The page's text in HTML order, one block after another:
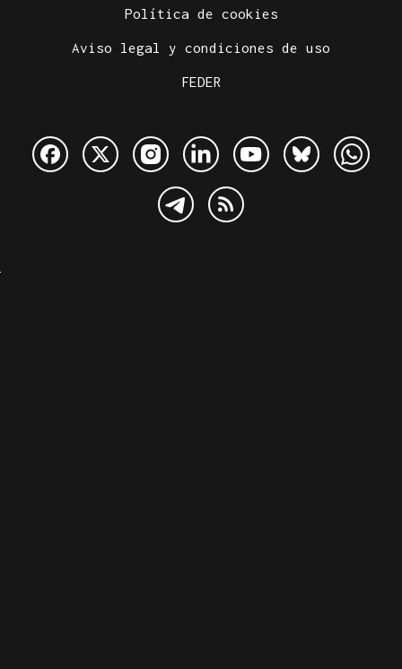
Política de cookies
Aviso legal y condiciones de uso
FEDER